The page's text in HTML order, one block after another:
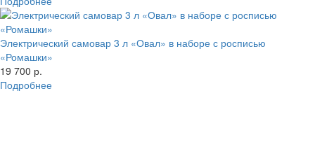
Электрический самовар 3 л «Овал» в наборе с росписью
«Ромашки»
19 700 р.
Подробнее